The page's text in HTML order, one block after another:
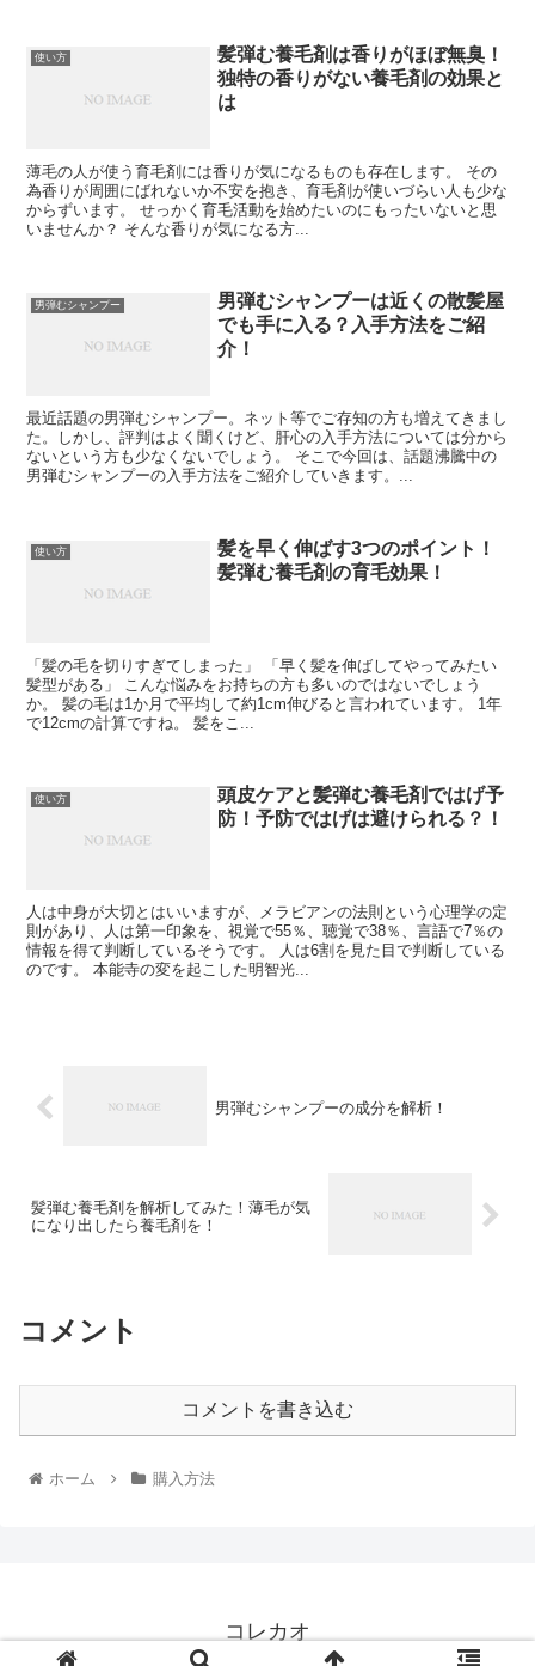
使い方
髪弾む養毛剤は香りがほぼ無臭！
独特の香りがない養毛剤の効果と
は
薄毛の人が使う育毛剤には香りが気になるものも存在します。 その
為香りが周囲にばれないか不安を抱き、育毛剤が使いづらい人も少な
からずいます。 せっかく育毛活動を始めたいのにもったいないと思
いませんか？ そんな香りが気になる方...
男弾むシャンプー
男弾むシャンプーは近くの散髪屋
でも手に入る？入手方法をご紹
介！
最近話題の男弾むシャンプー。ネット等でご存知の方も増えてきまし
た。しかし、評判はよく聞くけど、肝心の入手方法については分から
ないという方も少なくないでしょう。 そこで今回は、話題沸騰中の
男弾むシャンプーの入手方法をご紹介していきます。...
使い方
髪を早く伸ばす3つのポイント！
髪弾む養毛剤の育毛効果！
「髪の毛を切りすぎてしまった」 「早く髪を伸ばしてやってみたい
髪型がある」 こんな悩みをお持ちの方も多いのではないでしょう
か。 髪の毛は1か月で平均して約1cm伸びると言われています。 1年
で12cmの計算ですね。 髪をこ...
使い方
頭皮ケアと髪弾む養毛剤ではげ予
防！予防ではげは避けられる？！
人は中身が大切とはいいますが、メラビアンの法則という心理学の定
則があり、人は第一印象を、視覚で55％、聴覚で38％、言語で7％の
情報を得て判断しているそうです。 人は6割を見た目で判断している
のです。 本能寺の変を起こした明智光...
男弾むシャンプーの成分を解析！
髪弾む養毛剤を解析してみた！薄毛が気
になり出したら養毛剤を！
コメント
コメントを書き込む
ホーム 購入方法
コレカオ